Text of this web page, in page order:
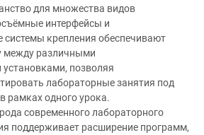
для множества видов
интерфейсы и
системы крепления обеспечивают
между различными
позволяя
лабораторные занятия под
рамках одного урока.
современного лабораторного
поддерживает расширение программ,